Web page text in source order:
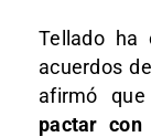
Tellado ha
acuerdos
afirmó que
pactar con